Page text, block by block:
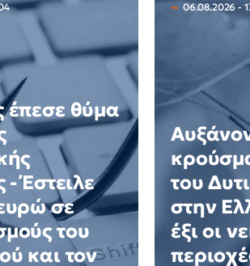
έπεσε θύμα
- Έστειλε
σε
του
και τον
06.08.2026 -
του
στην
έξι οι